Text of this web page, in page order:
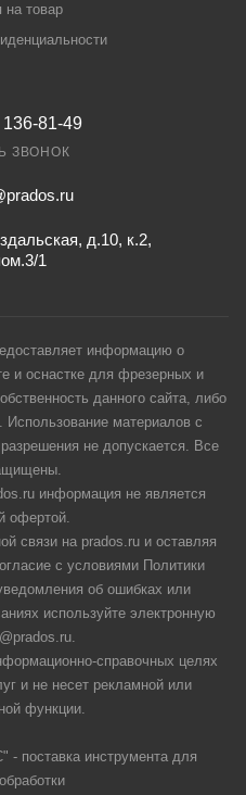
на товар
81-49
ЗВОНОК
д.10, к.2,
1
информацию о
и оснастке для фрезерных и
данного сайта, либо
Использование материалов с
не допускается. Все
информация не является
офертой.
связи на prados.ru и оставляя
с условиями Политики
об ошибках или
используйте электронную
справочных целях
и не несет рекламной или
функции.
инструмента для